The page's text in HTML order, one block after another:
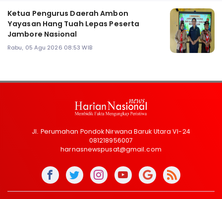
Ketua Pengurus Daerah Ambon
Yayasan Hang Tuah Lepas Peserta
Jambore Nasional
Rabu, 05 Agu 2026 08:53 WIB
Jl. Perumahan Pondok Nirwana Baruk Utara VI-24
081218956007
harnasnewspusat@gmail.com